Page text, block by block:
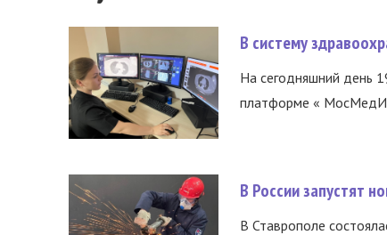
В систему
На сегодняшний день
платформе «
В России запустят
В Ставрополе